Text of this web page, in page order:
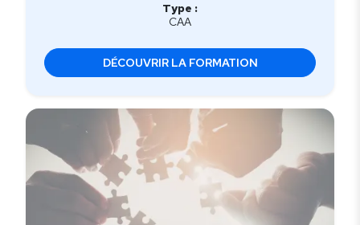
Type :
CAA
DÉCOUVRIR LA FORMATION